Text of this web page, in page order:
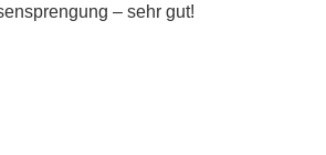
– sehr gut!